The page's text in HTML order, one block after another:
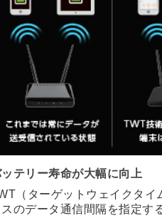
テリー寿命が大幅に向上
（ターゲットウェイクタイ
のデータ通信間隔を指定す
により、通信が行われてい
リープ状態になり、消費電
リー寿命が大幅に向上され